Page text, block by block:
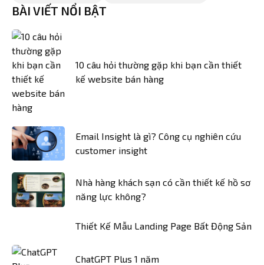
BÀI VIẾT NỔI BẬT
10 câu hỏi thường gặp khi bạn cần thiết
kế website bán hàng
Email Insight là gì? Công cụ nghiên cứu
customer insight
Nhà hàng khách sạn có cần thiết kế hồ sơ
năng lực không?
Thiết Kế Mẫu Landing Page Bất Động Sản
ChatGPT Plus 1 năm